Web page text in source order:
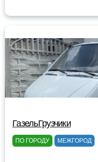
ГазельГрузчики
ПО ГОРОДУ МЕЖГОРОД